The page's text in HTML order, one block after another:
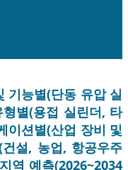
기능별(단동 유압 실
별(용접 실린더, 타
이션별(산업 장비 및
설, 농업, 항공우주
역 예측(2026~2034